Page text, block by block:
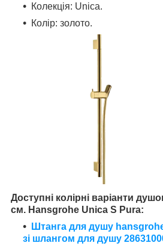
Колекція: Unica.
Колір: золото.
Доступні колірні варіанти
см. Hansgrohe Unica S Pura:
Штанга для душу
зі шлангом для душу